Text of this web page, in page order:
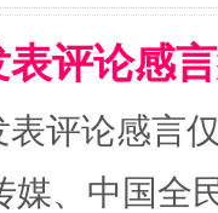
评论感
评论感言
媒、中国全